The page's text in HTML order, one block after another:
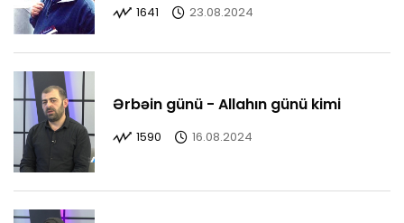
1641 23.08.2024
Ərbəin günü - Allahın günü kimi
1590 16.08.2024